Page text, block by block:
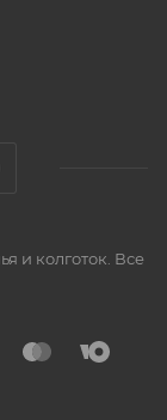
и колготок. Все